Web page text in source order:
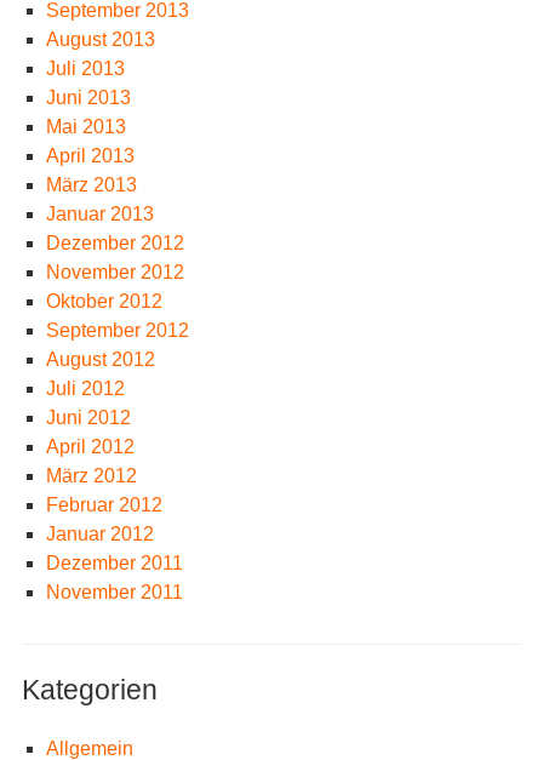
September 2013
August 2013
Juli 2013
Juni 2013
Mai 2013
April 2013
März 2013
Januar 2013
Dezember 2012
November 2012
Oktober 2012
September 2012
August 2012
Juli 2012
Juni 2012
April 2012
März 2012
Februar 2012
Januar 2012
Dezember 2011
November 2011
Kategorien
Allgemein